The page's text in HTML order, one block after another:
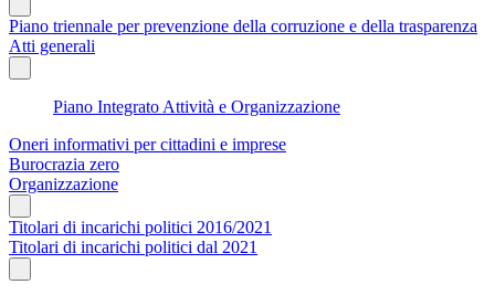
Piano triennale per prevenzione della corruzione e della trasparenza
Atti generali
Piano Integrato Attività e Organizzazione
Oneri informativi per cittadini e imprese
Burocrazia zero
Organizzazione
Titolari di incarichi politici 2016/2021
Titolari di incarichi politici dal 2021